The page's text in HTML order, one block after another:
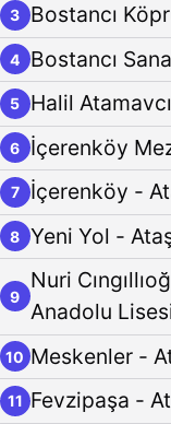
3 Bostancı
4 Bostancı
5 Halil
6 İçerenköy
7 İçerenköy -
8 Yeni Yol -
9
Nuri
Anadolu
10 Meskenler -
11 Fevzipaşa -